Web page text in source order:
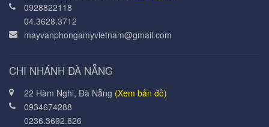
0928822118
04.3628.3712
mayvanphongamyvietnam@gmail.com
CHI NHÁNH ĐÀ NẴNG
22 Hàm Nghi, Đà Nẵng (Xem bản đồ)
0934674288
0236.3692.826